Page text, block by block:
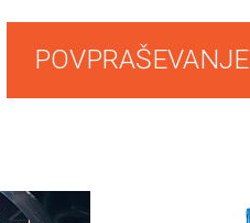
POVPRAŠEVANJE